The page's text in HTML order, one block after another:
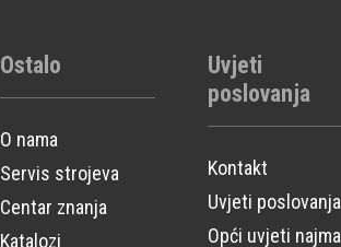
Ostalo
O nama
Servis strojeva
Centar znanja
Katalozi
Uvjeti
poslovanja
Kontakt
Uvjeti poslovanja
Opći uvjeti najma